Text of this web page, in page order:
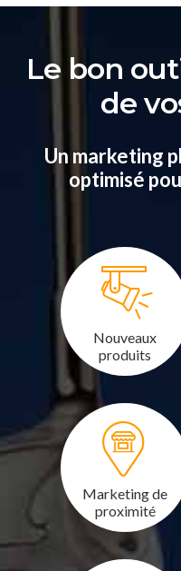
Le bon
de
Un marketing
optimisé
Nouveaux
produits
Marketing de
proximité